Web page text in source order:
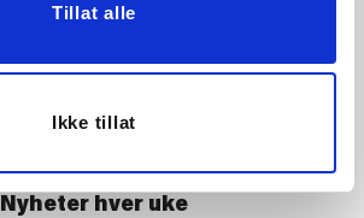
Tillat alle
Ikke tillat
Handle på nett
Betaling og levering
Nyheter hver uke